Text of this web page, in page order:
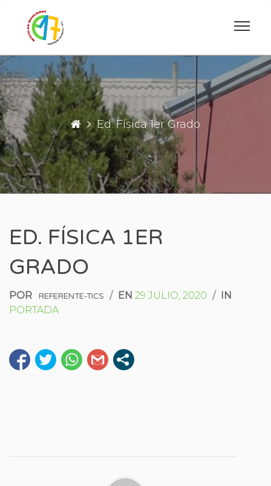
contenido
Ed. Física 1er Grado
ED. FÍSICA 1ER
GRADO
POR REFERENTE-TICS / EN 29 JULIO, 2020 / IN
PORTADA